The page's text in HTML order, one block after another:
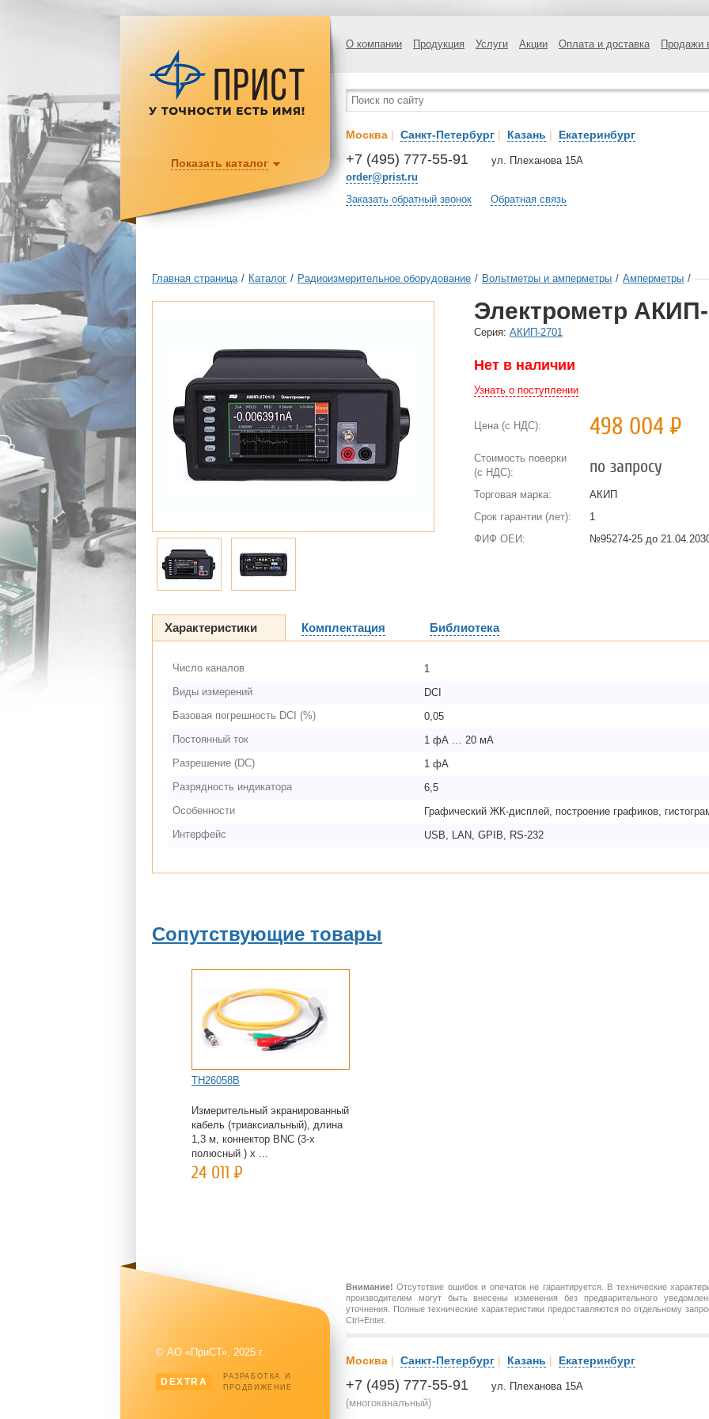
О компании Продукция Услуги Акции Оплата и доставка Продажи
Москва | Санкт-Петербург | Казань | Екатеринбург
+7 (495) 777-55-91
order@prist.ru
ул. Плеханова 15А
Заказать обратный звонок Обратная связь
Показать каталог
Главная страница / Каталог / Радиоизмерительное оборудование / Вольтметры и амперметры / Амперметры /
Электрометр
Cерия: АКИП-2701
Нет в наличии
Узнать о поступлении
Цена (с НДС): 498 004 Р
Стоимость поверки
(с НДС):
по запросу
Торговая марка:
АКИП
Срок гарантии (лет):
1
ФИФ ОЕИ:
№95274-25 до
Характеристики Комплектация Библиотека
Число каналов
1
Виды измерений
DCI
Базовая погрешность DCI (%)
0,05
Постоянный ток
1 фА … 20 мА
Разрешение (DC)
1 фА
Разрядность индикатора
6,5
Особенности
Графический ЖК-дисплей, построение графиков,
Интерфейс
USB, LAN, GPIB, RS-232
Сопутствующие товары
TH26058B
Измерительный экранированный
кабель (триаксиальный), длина
1,3 м, коннектор BNC (3-х
полюсный ) х ...
24 011Р
Внимание! Отсутствие ошибок и опечаток не гарантируется. В технические
производителем могут быть внесены изменения без предварительного
уточнения. Полные технические характеристики предоставляются по отдельному
Ctrl+Enter.
Москва | Санкт-Петербург | Казань | Екатеринбург
+7 (495) 777-55-91
(многоканальный)
ул. Плеханова 15А
© АО «ПриСТ», 2025 г.
DEXTRA
РАЗРАБОТКА И
ПРОДВИЖЕНИЕ